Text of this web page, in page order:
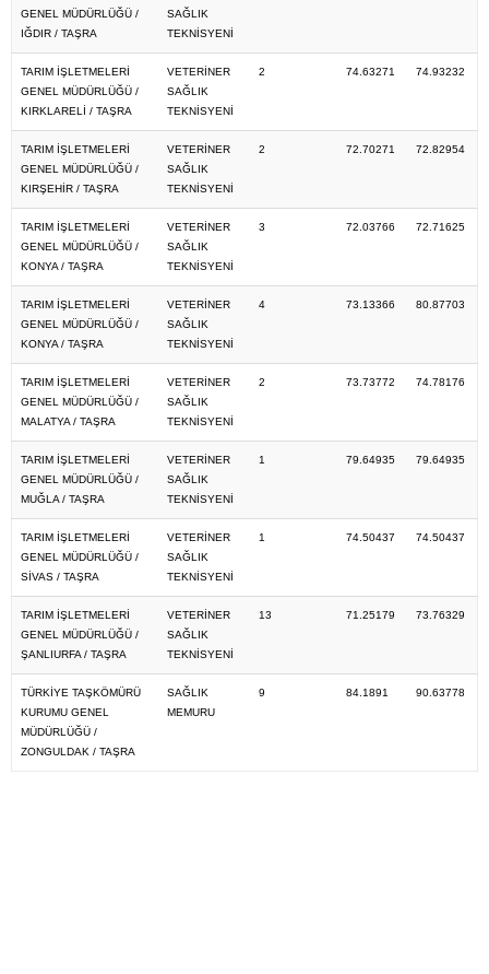
GENEL MÜDÜRLÜĞÜ /
IĞDIR / TAŞRA
SAĞLIK
TEKNİSYENİ
TARIM İŞLETMELERİ
GENEL MÜDÜRLÜĞÜ /
KIRKLARELİ / TAŞRA
VETERİNER
SAĞLIK
TEKNİSYENİ
2 74.63271 74.93232
TARIM İŞLETMELERİ
GENEL MÜDÜRLÜĞÜ /
KIRŞEHİR / TAŞRA
VETERİNER
SAĞLIK
TEKNİSYENİ
2 72.70271 72.82954
TARIM İŞLETMELERİ
GENEL MÜDÜRLÜĞÜ /
KONYA / TAŞRA
VETERİNER
SAĞLIK
TEKNİSYENİ
3 72.03766 72.71625
TARIM İŞLETMELERİ
GENEL MÜDÜRLÜĞÜ /
KONYA / TAŞRA
VETERİNER
SAĞLIK
TEKNİSYENİ
4 73.13366 80.87703
TARIM İŞLETMELERİ
GENEL MÜDÜRLÜĞÜ /
MALATYA / TAŞRA
VETERİNER
SAĞLIK
TEKNİSYENİ
2 73.73772 74.78176
TARIM İŞLETMELERİ
GENEL MÜDÜRLÜĞÜ /
MUĞLA / TAŞRA
VETERİNER
SAĞLIK
TEKNİSYENİ
1 79.64935 79.64935
TARIM İŞLETMELERİ
GENEL MÜDÜRLÜĞÜ /
SİVAS / TAŞRA
VETERİNER
SAĞLIK
TEKNİSYENİ
1 74.50437 74.50437
TARIM İŞLETMELERİ
GENEL MÜDÜRLÜĞÜ /
ŞANLIURFA / TAŞRA
VETERİNER
SAĞLIK
TEKNİSYENİ
13 71.25179 73.76329
TÜRKİYE TAŞKÖMÜRÜ
KURUMU GENEL
MÜDÜRLÜĞÜ /
ZONGULDAK / TAŞRA
SAĞLIK
MEMURU
9 84.1891 90.63778